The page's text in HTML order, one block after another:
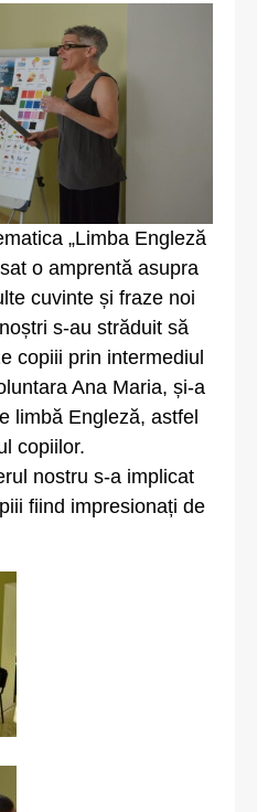
„Limba Engleză
o amprentă asupra
cuvinte și fraze noi
s-au străduit să
copiii prin intermediul
Ana Maria, și-a
limbă Engleză, astfel
copiilor.
nostru s-a implicat
fiind impresionați de